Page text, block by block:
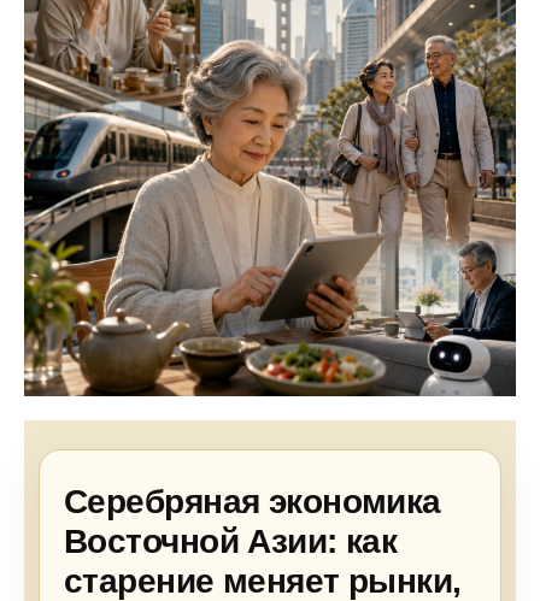
Серебряная экономика
Восточной Азии: как
старение меняет рынки,